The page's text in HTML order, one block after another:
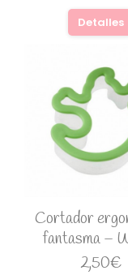
Detalles
Cortador
fantasma –
2,50€